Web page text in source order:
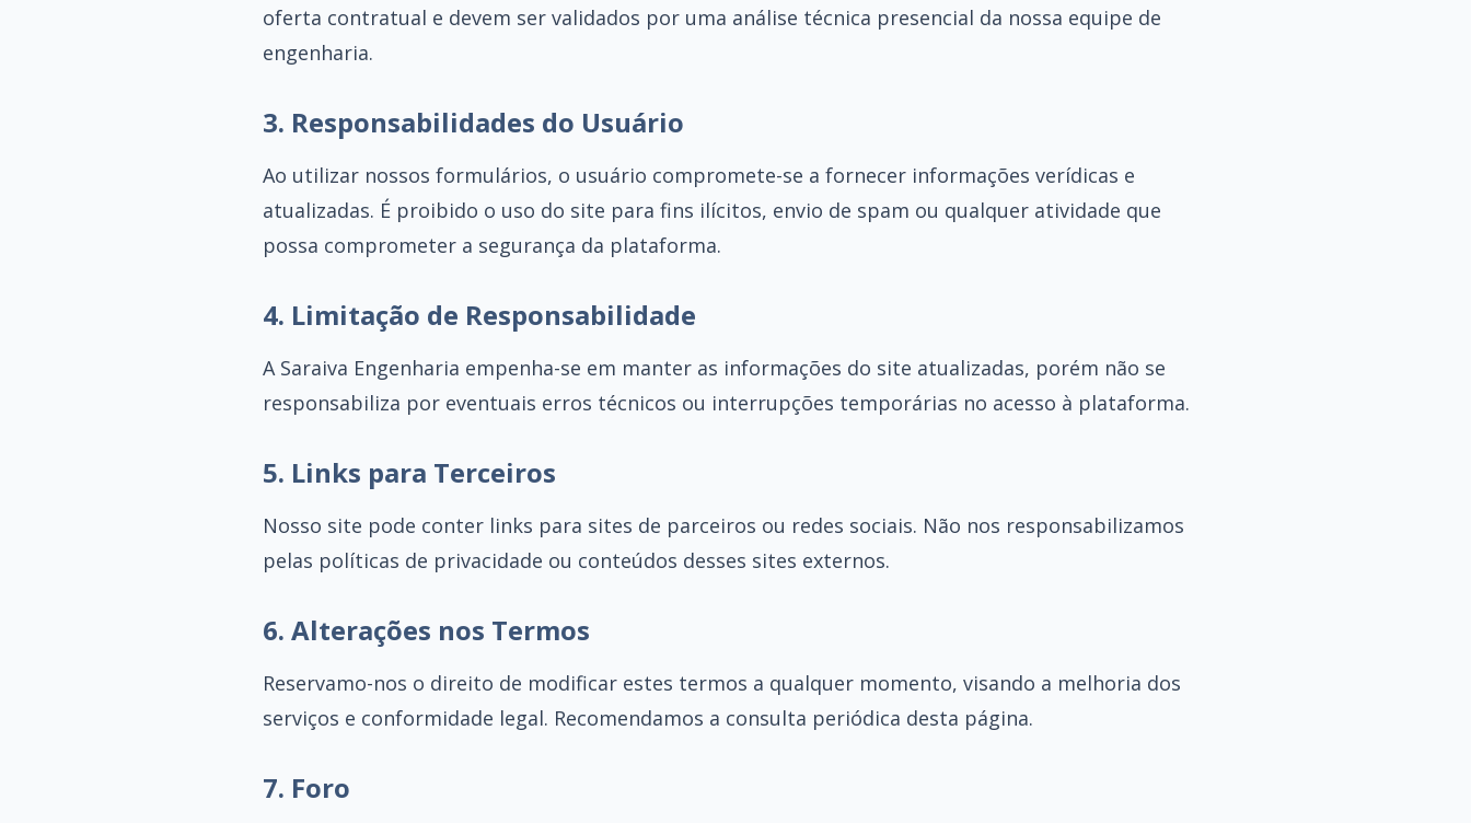
oferta contratual e devem ser validados por uma análise técnica presencial da nossa equipe de
engenharia.
3. Responsabilidades do Usuário
Ao utilizar nossos formulários, o usuário compromete-se a fornecer informações verídicas e
atualizadas. É proibido o uso do site para fins ilícitos, envio de spam ou qualquer atividade que
possa comprometer a segurança da plataforma.
4. Limitação de Responsabilidade
A Saraiva Engenharia empenha-se em manter as informações do site atualizadas, porém não se
responsabiliza por eventuais erros técnicos ou interrupções temporárias no acesso à plataforma.
5. Links para Terceiros
Nosso site pode conter links para sites de parceiros ou redes sociais. Não nos responsabilizamos
pelas políticas de privacidade ou conteúdos desses sites externos.
6. Alterações nos Termos
Reservamo-nos o direito de modificar estes termos a qualquer momento, visando a melhoria dos
serviços e conformidade legal. Recomendamos a consulta periódica desta página.
7. Foro